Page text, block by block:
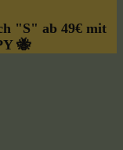
"S" ab 49€ mit
🐝